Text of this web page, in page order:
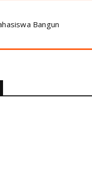
Bangun